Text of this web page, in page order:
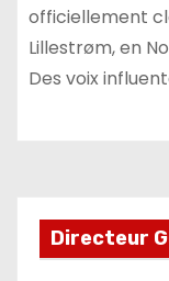
officiellement
Lillestrøm, en
Des voix
Directeur